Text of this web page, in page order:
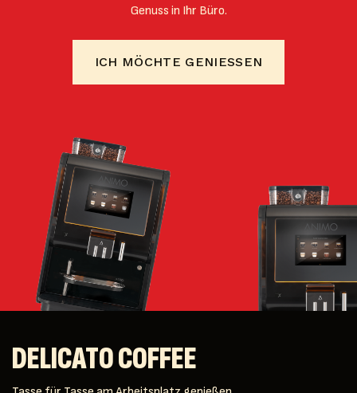
Genuss in Ihr Büro.
ICH MÖCHTE GENIESSEN
DELICATO COFFEE